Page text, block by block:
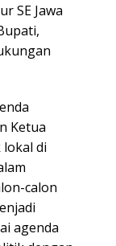
SE Jawa
Ketua
di
calon
agenda